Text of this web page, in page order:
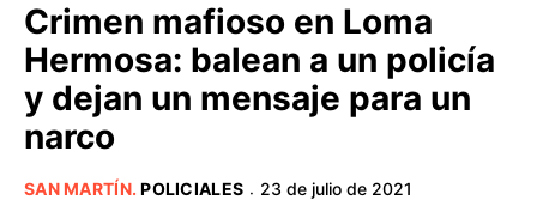
BUENOS AIRES
PROVINCIAS
Crimen mafioso en Loma
Hermosa: balean a un policía
y dejan un mensaje para un
narco
SAN MARTÍN.POLICIALES · 23 de julio de 2021